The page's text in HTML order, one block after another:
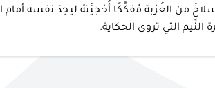
من الغُرْبة مُفكِّكًا أُحْجيَّتهُ ليجدَ نفسه
التي تروى الحكاية.